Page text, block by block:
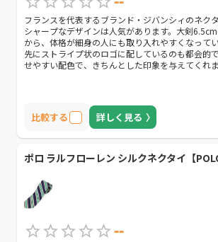
フランスを代表するブランド・ジバンシィのネク
シャープなデザインは人気があります。大剣
から、体格が細身の人にも取り入れやすくなって
先にストライプ状のロゴに配しているのも都会的
せやすい配色で、きちんとした印象を与えてくれま
比較する 詳しく見る
--